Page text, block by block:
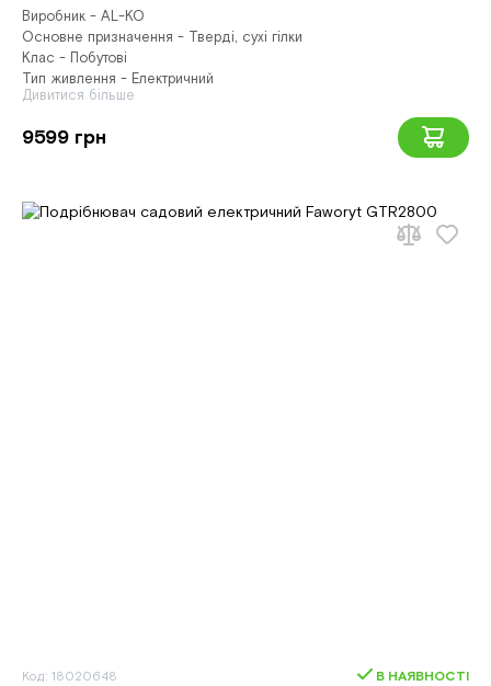
Виробник - AL-KO
Основне призначення - Тверді, сухі гілки
Клас - Побутові
Тип живлення - Електричний
Дивитися більше
9599 грн
Код: 18020648 В НАЯВНОСТІ